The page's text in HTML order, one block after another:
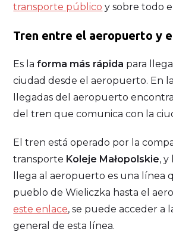
transporte público y sobre todo
Tren entre el aeropuerto y
Es laforma más rápida para
ciudad desde el aeropuerto. En
llegadas del aeropuerto
del tren que comunica con la
El tren está operado por la
transporte Koleje Małopolskie, y
llega al aeropuerto es una línea
pueblo de Wieliczka hasta el
este enlace, se puede acceder a
general de esta línea.